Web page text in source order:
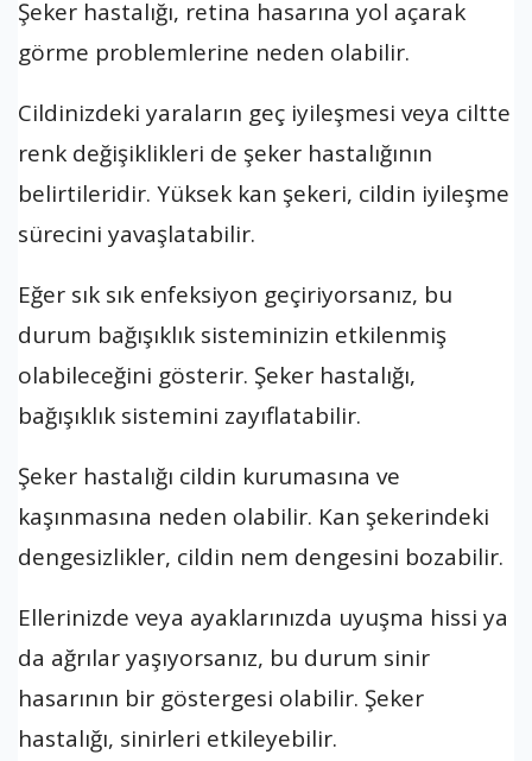
Şeker hastalığı, retina hasarına yol açarak
görme problemlerine neden olabilir.
Cildinizdeki yaraların geç iyileşmesi veya ciltte
renk değişiklikleri de şeker hastalığının
belirtileridir. Yüksek kan şekeri, cildin iyileşme
sürecini yavaşlatabilir.
Eğer sık sık enfeksiyon geçiriyorsanız, bu
durum bağışıklık sisteminizin etkilenmiş
olabileceğini gösterir. Şeker hastalığı,
bağışıklık sistemini zayıflatabilir.
Şeker hastalığı cildin kurumasına ve
kaşınmasına neden olabilir. Kan şekerindeki
dengesizlikler, cildin nem dengesini bozabilir.
Ellerinizde veya ayaklarınızda uyuşma hissi ya
da ağrılar yaşıyorsanız, bu durum sinir
hasarının bir göstergesi olabilir. Şeker
hastalığı, sinirleri etkileyebilir.